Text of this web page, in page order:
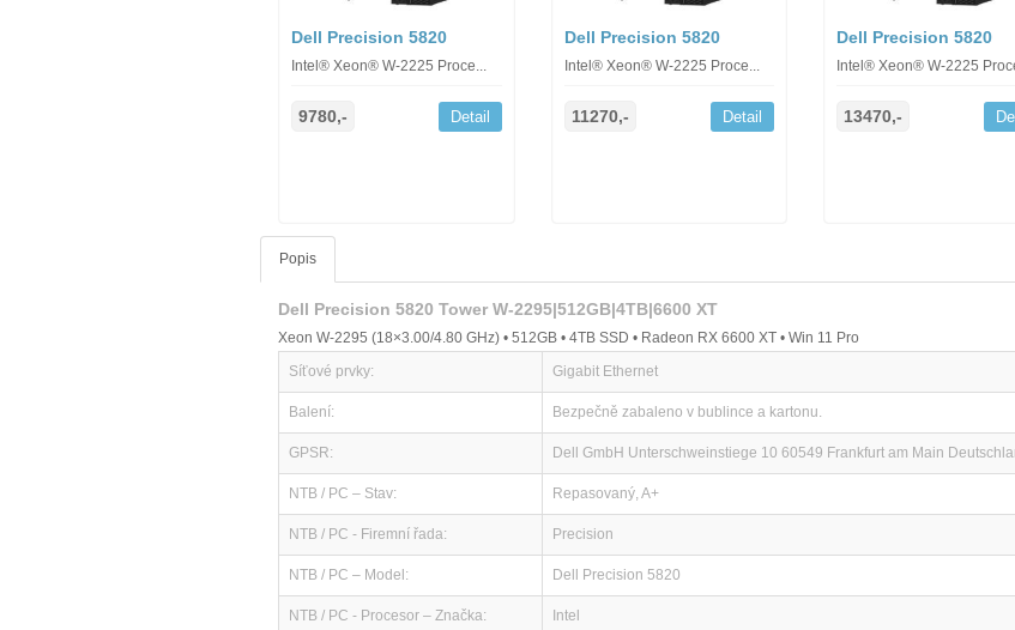
Dell Precision 5820
Intel® Xeon® W-2225 Proce...
9780,- Detail
Dell Precision 5820
Intel® Xeon® W-2225 Proce...
11270,- Detail
Dell Precision 5820
Intel® Xeon® W-2225
13470,-
Popis
Dell Precision 5820 Tower W-2295|512GB|4TB|6600 XT
Xeon W-2295 (18×3.00/4.80 GHz) • 512GB • 4TB SSD • Radeon RX 6600 XT • Win 11 Pro
Síťové prvky:
Gigabit Ethernet
Balení: Bezpečně zabaleno v bublince a kartonu.
GPSR: Dell GmbH Unterschweinstiege 10 60549 Frankfurt am Main
NTB / PC – Stav: Repasovaný, A+
NTB / PC - Firemní řada: Precision
NTB / PC – Model: Dell Precision 5820
NTB / PC - Procesor – Značka: Intel